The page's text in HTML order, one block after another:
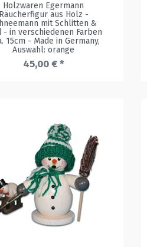
Holzwaren Egermann
Räucherfigur aus Holz -
mit Schlitten &
- in verschiedenen Farben
15cm - Made in Germany,
Auswahl: orange
45,00 € *